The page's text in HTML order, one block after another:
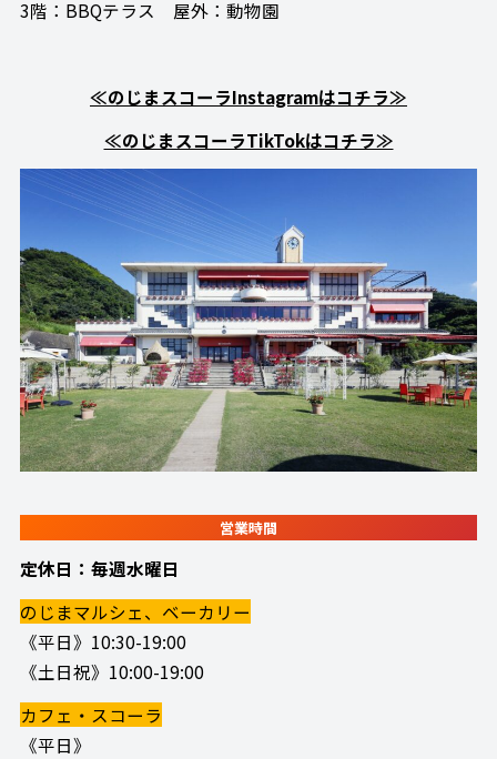
3階：BBQテラス 屋外：動物園
≪のじまスコーラInstagramはコチラ≫
≪のじまスコーラTikTokはコチラ≫
営業時間
定休日：毎週水曜日
のじまマルシェ、ベーカリー
《平日》10:30-19:00
《土日祝》10:00-19:00
カフェ・スコーラ
《平日》